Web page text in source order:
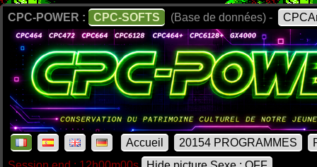
CPC-POWER : CPC-SOFTS (Base de données) -
Accueil 20154 PROGRAMMES